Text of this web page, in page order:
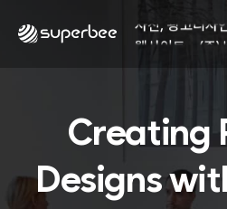
웹사이트 - (주)
동영상, 카탈로
웹사이트 - 백조
사진, 광고디자
패키지, 디자인
Creating
Designs